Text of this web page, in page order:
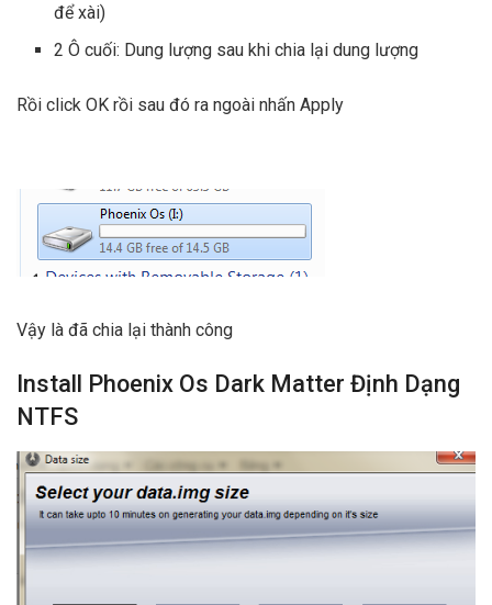
để xài)
2 Ô cuối: Dung lượng sau khi chia lại dung lượng
Rồi click OK rồi sau đó ra ngoài nhấn Apply
Vậy là đã chia lại thành công
Install Phoenix Os Dark Matter Định Dạng
NTFS